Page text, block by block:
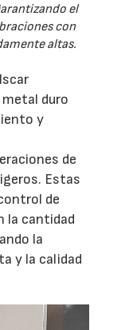
el
con
altas.
duro
y
de
Estas
de
la cantidad
la
y la calidad